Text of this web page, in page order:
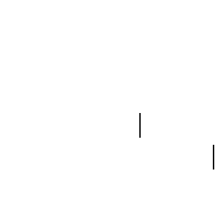
|